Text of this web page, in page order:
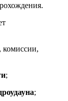
комиссии,
;
;